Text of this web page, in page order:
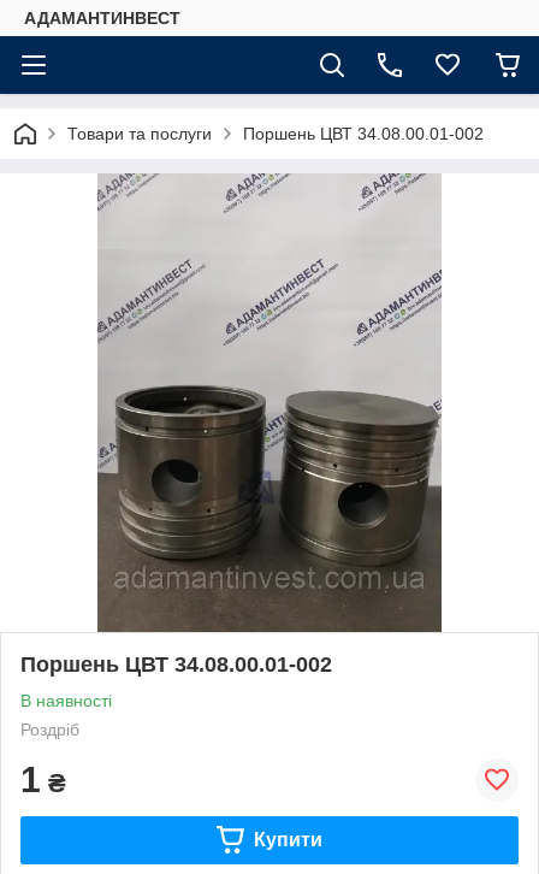
АДАМАНТИНВЕСТ
Товари та послуги Поршень ЦВТ 34.08.00.01-002
Поршень ЦВТ 34.08.00.01-002
В наявності
Роздріб
1 ₴
Купити